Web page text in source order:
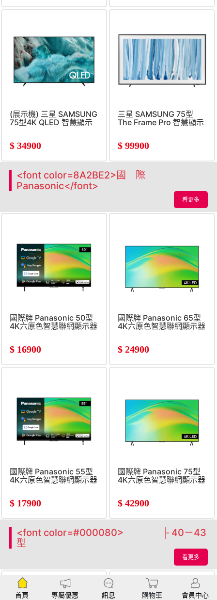
(展示機) 三星 SAMSUNG
75型4K QLED 智慧顯示
$ 34900
三星 SAMSUNG 75型
The Frame Pro 智慧顯示
$ 99900
<font color=8A2BE2>國 際
Panasonic</font>
看更多
國際牌 Panasonic 50型
4K六原色智慧聯網顯示器
$ 16900
國際牌 Panasonic 65型
4K六原色智慧聯網顯示器
$ 24900
國際牌 Panasonic 55型
4K六原色智慧聯網顯示器
$ 17900
國際牌 Panasonic 75型
4K六原色智慧聯網顯示器
$ 42900
<font color=#000080> ├ 40－43
型
看更多
首頁 專屬優惠 訊息 購物車 會員中心